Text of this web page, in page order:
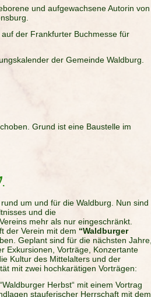
und aufgewachsene Autorin von
der Frankfurter Buchmesse für
der Gemeinde Waldburg.
Grund ist eine Baustelle im
um und für die Waldburg. Nun sind
und die
mehr als nur eingeschränkt.
der Verein mit dem “Waldburger
Geplant sind für die nächsten Jahre,
Exkursionen, Vorträge, Konzertante
Kultur des Mittelalters und der
mit zwei hochkarätigen Vorträgen:
Herbst“ mit einem Vortrag
stauferischer Herrschaft mit dem